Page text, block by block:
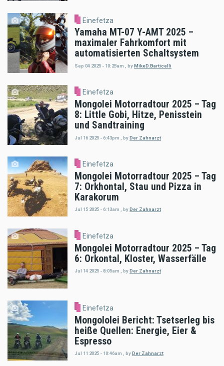
Einefetza
Yamaha MT-07 Y-AMT 2025 –
maximaler Fahrkomfort mit
automatisierten Schaltsystem
Sep 04 2025 - 10:25am byMikeD.Barticelli
Einefetza
Mongolei Motorradtour 2025 – Tag
8: Little Gobi, Hitze, Penisstein
und Sandtraining
Jul 16 2025 - 6:43pm byDer Zahnarzt
Einefetza
Mongolei Motorradtour 2025 – Tag
7: Orkhontal, Stau und Pizza in
Karakorum
Jul 15 2025 - 6:13am , byDer Zahnarzt
Einefetza
Mongolei Motorradtour 2025 – Tag
6: Orkontal, Kloster, Wasserfälle
Jul 14 2025 - 8:05am byDer Zahnarzt
Einefetza
Mongololei Bericht: Tsetserleg bis
heiße Quellen: Energie, Eier &
Espresso
Jul 11 2025 - 10:46am byDer Zahnarzt